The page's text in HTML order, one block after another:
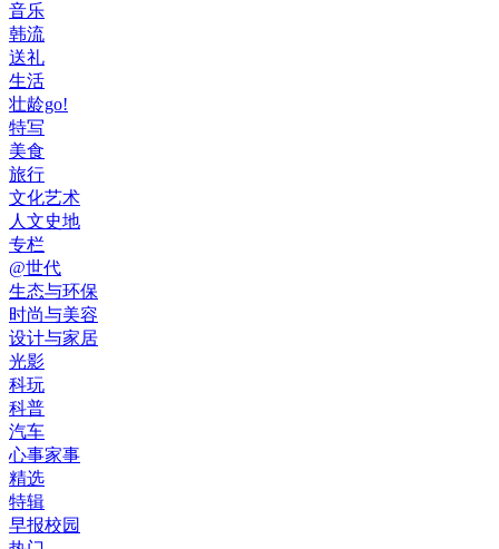
音乐
韩流
送礼
生活
壮龄go!
特写
美食
旅行
文化艺术
人文史地
专栏
@世代
生态与环保
时尚与美容
设计与家居
光影
科玩
科普
汽车
心事家事
精选
特辑
早报校园